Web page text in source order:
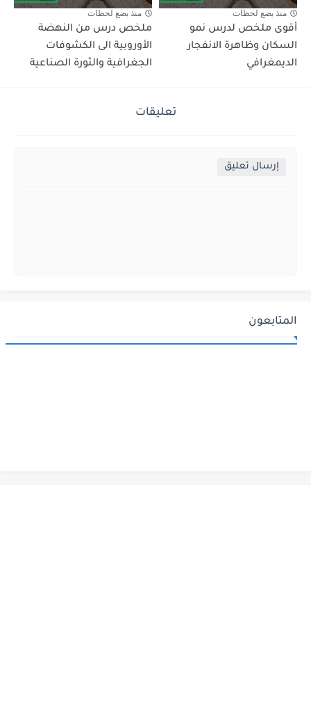
منذ بضع لحظات
أقوى ملخص لدرس نمو
السكان وظاهرة الانفجار
الديمغرافي
منذ بضع لحظات
ملخص درس من النهضة
الأوروبية الى الكشوفات
الجغرافية والثورة الصناعية
تعليقات
إرسال تعليق
المتابعون